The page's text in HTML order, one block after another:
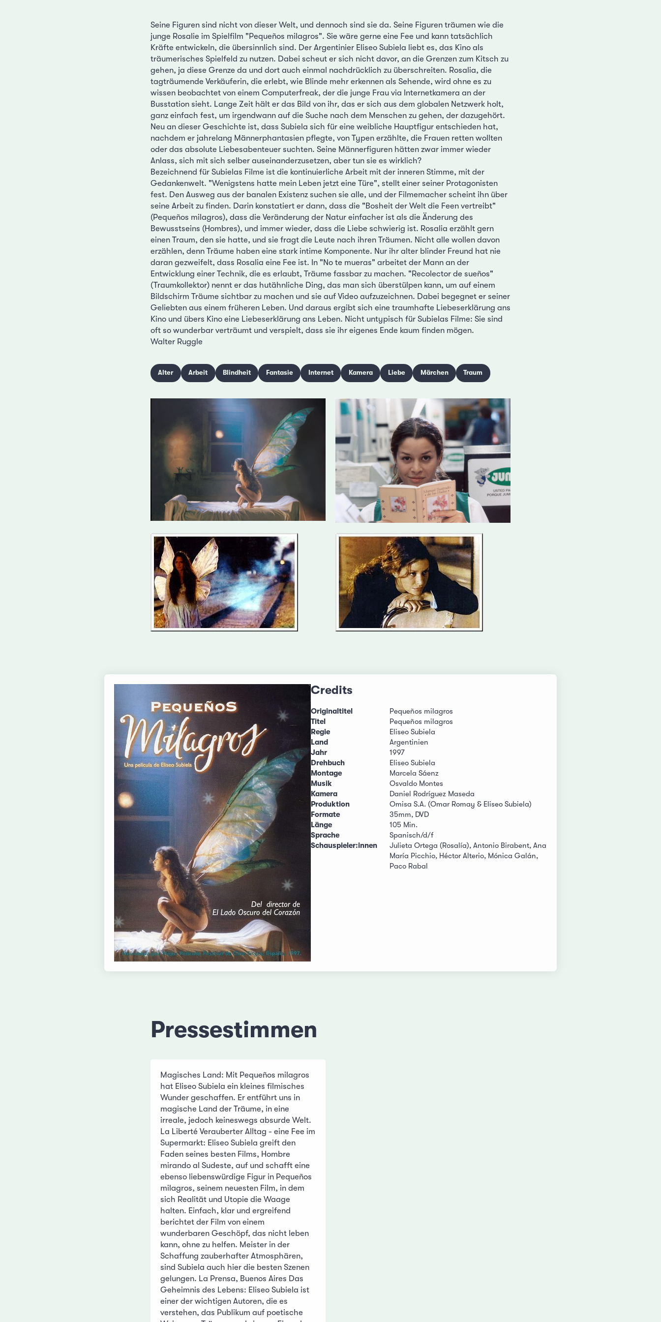
Seine Figuren sind nicht von dieser Welt, und dennoch sind sie da. Seine Figuren träumen wie die
junge Rosalie im Spielfilm "Pequeños milagros". Sie wäre gerne eine Fee und kann tatsächlich
Kräfte entwickeln, die übersinnlich sind. Der Argentinier Eliseo Subiela liebt es, das Kino als
träumerisches Spielfeld zu nutzen. Dabei scheut er sich nicht davor, an die Grenzen zum Kitsch zu
gehen, ja diese Grenze da und dort auch einmal nachdrücklich zu überschreiten. Rosalia, die
tagträumende Verkäuferin, die erlebt, wie Blinde mehr erkennen als Sehende, wird ohne es zu
wissen beobachtet von einem Computerfreak, der die junge Frau via Internetkamera an der
Busstation sieht. Lange Zeit hält er das Bild von ihr, das er sich aus dem globalen Netzwerk holt,
ganz einfach fest, um irgendwann auf die Suche nach dem Menschen zu gehen, der dazugehört.
Neu an dieser Geschichte ist, dass Subiela sich für eine weibliche Hauptfigur entschieden hat,
nachdem er jahrelang Männerphantasien pflegte, von Typen erzählte, die Frauen retten wollten
oder das absolute Liebesabenteuer suchten. Seine Männerfiguren hätten zwar immer wieder
Anlass, sich mit sich selber auseinanderzusetzen, aber tun sie es wirklich?
Bezeichnend für Subielas Filme ist die kontinuierliche Arbeit mit der inneren Stimme, mit der
Gedankenwelt. "Wenigstens hatte mein Leben jetzt eine Türe", stellt einer seiner Protagonisten
fest. Den Ausweg aus der banalen Existenz suchen sie alle, und der Filmemacher scheint ihn über
seine Arbeit zu finden. Darin konstatiert er dann, dass die "Bosheit der Welt die Feen vertreibt"
(Pequeños milagros), dass die Veränderung der Natur einfacher ist als die Änderung des
Bewusstseins (Hombres), und immer wieder, dass die Liebe schwierig ist. Rosalia erzählt gern
einen Traum, den sie hatte, und sie fragt die Leute nach ihren Träumen. Nicht alle wollen davon
erzählen, denn Träume haben eine stark intime Komponente. Nur ihr alter blinder Freund hat nie
daran gezweifelt, dass Rosalia eine Fee ist. In "No te mueras" arbeitet der Mann an der
Entwicklung einer Technik, die es erlaubt, Träume fassbar zu machen. "Recolector de sueños"
(Traumkollektor) nennt er das hutähnliche Ding, das man sich überstülpen kann, um auf einem
Bildschirm Träume sichtbar zu machen und sie auf Video aufzuzeichnen. Dabei begegnet er seiner
Geliebten aus einem früheren Leben. Und daraus ergibt sich eine traumhafte Liebeserklärung ans
Kino und übers Kino eine Liebeserklärung ans Leben. Nicht untypisch für Subielas Filme: Sie sind
oft so wunderbar verträumt und verspielt, dass sie ihr eigenes Ende kaum finden mögen.
Walter Ruggle
Alter Arbeit Blindheit Fantasie Internet Kamera Liebe Märchen Traum
Credits
Originaltitel
Pequeños milagros
Titel
Pequeños milagros
Regie
Eliseo Subiela
Land
Argentinien
Jahr
1997
Drehbuch
Eliseo Subiela
Montage
Marcela Sáenz
Musik
Osvaldo Montes
Kamera
Daniel Rodríguez Maseda
Produktion
Omisa S.A. (Omar Romay & Eliseo Subiela)
Formate
35mm, DVD
Länge
105 Min.
Sprache
Spanisch/d/f
Schauspieler:innen
Julieta Ortega (Rosalía), Antonio Birabent, Ana
María Picchio, Héctor Alterio, Mónica Galán,
Paco Rabal
Pressestimmen
Magisches Land: Mit Pequeños milagros
hat Eliseo Subiela ein kleines filmisches
Wunder geschaffen. Er entführt uns in
magische Land der Träume, in eine
irreale, jedoch keineswegs absurde Welt.
La Liberté Verauberter Alltag - eine Fee im
Supermarkt: Eliseo Subiela greift den
Faden seines besten Films, Hombre
mirando al Sudeste, auf und schafft eine
ebenso liebenswürdige Figur in Pequeños
milagros, seinem neuesten Film, in dem
sich Realität und Utopie die Waage
halten. Einfach, klar und ergreifend
berichtet der Film von einem
wunderbaren Geschöpf, das nicht leben
kann, ohne zu helfen. Meister in der
Schaffung zauberhafter Atmosphären,
sind Subiela auch hier die besten Szenen
gelungen. La Prensa, Buenos Aires Das
Geheimnis des Lebens: Eliseo Subiela ist
einer der wichtigen Autoren, die es
verstehen, das Publikum auf poetische